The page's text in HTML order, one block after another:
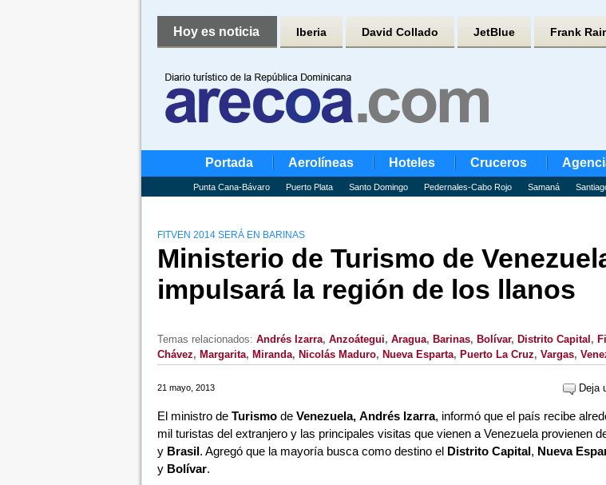
Hoy es noticia Iberia David Collado JetBlue Frank
Portada Aerolíneas Hoteles Cruceros
Punta Cana-Bávaro Puerto Plata Santo Domingo Pedernales-Cabo Rojo Samaná
FITVEN 2014 SERÁ EN BARINAS
Ministerio de Turismo de
impulsará la región de los llanos
Temas relacionados: Andrés Izarra, Anzoátegui, Aragua, Barinas, Bolívar, Distrito Capital ,
Chávez, Margarita, Miranda, Nicolás Maduro, Nueva Esparta, Puerto La Cruz, Vargas,
21 mayo, 2013 Deja
El ministro de Turismode Venezuela, Andrés Izarra, informó que el país recibe
mil turistas del extranjero y las principales visitas que vienen a Venezuela provienen
y Brasil. Agregó que la mayoría busca como destino el Distrito Capital, Nueva
y Bolívar.